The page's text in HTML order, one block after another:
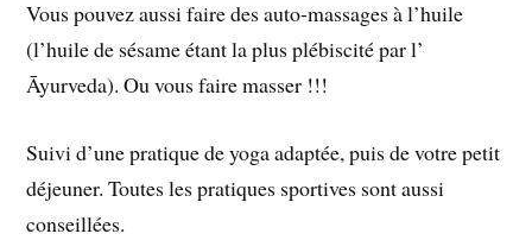
Vous pouvez aussi faire des auto-massages à l’huile
(l’huile de sésame étant la plus plébiscité par l’
Āyurveda). Ou vous faire masser !!!
Suivi d’une pratique de yoga adaptée, puis de votre petit
déjeuner. Toutes les pratiques sportives sont aussi
conseillées.